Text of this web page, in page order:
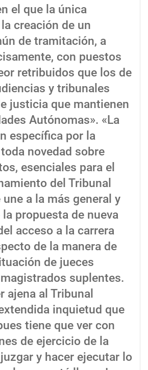
el que la única
creación de un
de tramitación, a
con puestos
retribuidos que los de
y tribunales
justicia que mantienen
Autónomas». «La
específica por la
novedad sobre
esenciales para el
del Tribunal
une a la más general y
propuesta de nueva
acceso a la carrera
de la manera de
de jueces
suplentes.
ajena al Tribunal
inquietud que
tiene que ver con
de ejercicio de la
y hacer ejecutar lo